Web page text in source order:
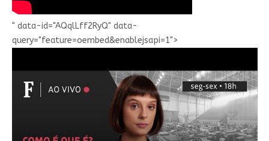
" data-id="AQqlLff2RyQ" data-
query="feature=oembed&enablejsapi=1">